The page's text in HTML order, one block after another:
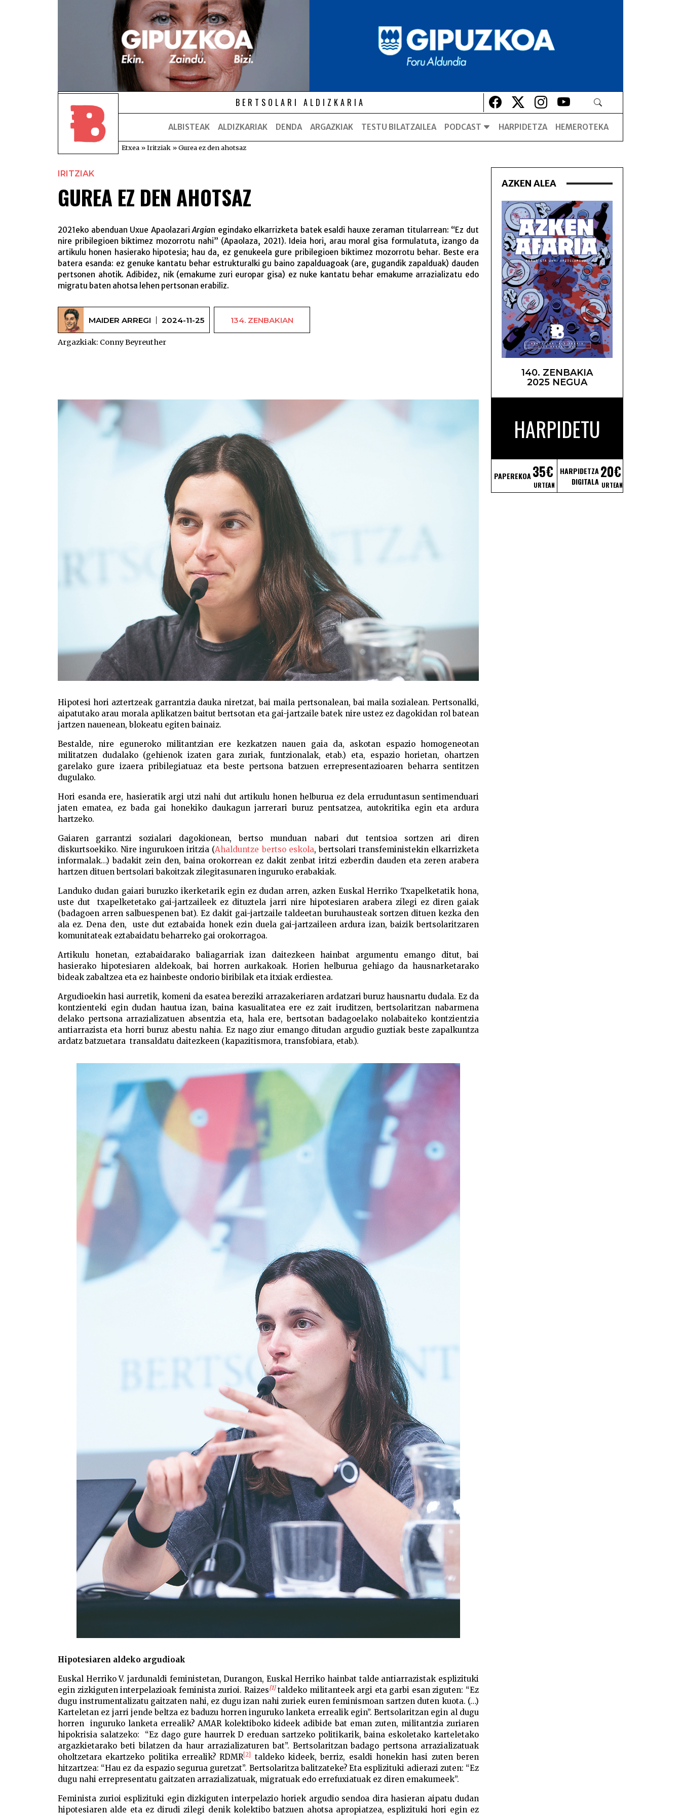
BERTSOLARI ALDIZKARIA Lehio berrian irekiko da
Lehio berrian irekiko da
Lehio berrian irekiko da
Lehio berrian irekiko da
ALBISTEAK ALDIZKARIAK DENDA ARGAZKIAK TESTU BILATZAILEA PODCAST HARPIDETZA HEMEROTEKA
Etxea »Iritziak »Gurea ez den ahotsaz
IRITZIAK
GUREA EZ DEN AHOTSAZ
2021eko abenduan Uxue ApaolazariArgian egindako elkarrizketa batek esaldi hauxe zeraman titularrean: “Ez dut
nire pribilegioen biktimez mozorrotu nahi” (Apaolaza, 2021). Ideia hori, arau moral gisa formulatuta, izango da
artikulu honen hasierako hipotesia; hau da, ez genukeela gure pribilegioen biktimez mozorrotu behar. Beste era
batera esanda: ez genuke kantatu behar estrukturalki gu baino zapalduagoak (are, gugandik zapalduak) dauden
pertsonen ahotik. Adibidez, nik (emakume zuri europar gisa) ez nuke kantatu behar emakume arrazializatu edo
migratu baten ahotsa lehen pertsonan erabiliz.
MAIDER ARREGI 2024-11-25 134. ZENBAKIAN
Argazkiak: Conny Beyreuther
Hipotesi hori aztertzeak garrantzia dauka niretzat, bai maila pertsonalean, bai maila sozialean. Pertsonalki,
aipatutako arau morala aplikatzen baitut bertsotan eta gai-jartzaile batek nire ustez ez dagokidan rol batean
jartzen nauenean, blokeatu egiten bainaiz.
Bestalde, nire eguneroko militantzian ere kezkatzen nauen gaia da, askotan espazio homogeneotan
militatzen dudalako (gehienok izaten gara zuriak, funtzionalak, etab.) eta, espazio horietan, ohartzen
garelako gure izaera pribilegiatuaz eta beste pertsona batzuen errepresentazioaren beharra sentitzen
dugulako.
Hori esanda ere, hasieratik argi utzi nahi dut artikulu honen helburua ez dela erruduntasun sentimenduari
jaten ematea, ez bada gai honekiko daukagun jarrerari buruz pentsatzea, autokritika egin eta ardura
hartzeko.
Gaiaren garrantzi sozialari dagokionean, bertso munduan nabari dut tentsioa sortzen ari diren
diskurtsoekiko. Nire ingurukoen iritzia (Ahalduntze bertso eskola, bertsolari transfeministekin elkarrizketa
informalak…) badakit zein den, baina orokorrean ez dakit zenbat iritzi ezberdin dauden eta zeren arabera
hartzen dituen bertsolari bakoitzak zilegitasunaren inguruko erabakiak.
Landuko dudan gaiari buruzko ikerketarik egin ez dudan arren, azken Euskal Herriko Txapelketatik hona,
uste dut txapelketetako gai-jartzaileek ez dituztela jarri nire hipotesiaren arabera zilegi ez diren gaiak
(badagoen arren salbuespenen bat). Ez dakit gai-jartzaile taldeetan buruhausteak sortzen dituen kezka den
ala ez. Dena den, uste dut eztabaida honek ezin duela gai-jartzaileen ardura izan, baizik bertsolaritzaren
komunitateak eztabaidatu beharreko gai orokorragoa.
Artikulu honetan, eztabaidarako baliagarriak izan daitezkeen hainbat argumentu emango ditut, bai
hasierako hipotesiaren aldekoak, bai horren aurkakoak. Horien helburua gehiago da hausnarketarako
bideak zabaltzea eta ez hainbeste ondorio biribilak eta itxiak erdiestea.
Argudioekin hasi aurretik, komeni da esatea bereziki arrazakeriaren ardatzari buruz hausnartu dudala. Ez da
kontzienteki egin dudan hautua izan, baina kasualitatea ere ez zait iruditzen, bertsolaritzan nabarmena
delako pertsona arrazializatuen absentzia eta, hala ere, bertsotan badagoelako nolabaiteko kontzientzia
antiarrazista eta horri buruz abestu nahia. Ez nago ziur emango ditudan argudio guztiak beste zapalkuntza
ardatz batzuetara transaldatu daitezkeen (kapazitismora, transfobiara, etab.).
Hipotesiaren aldeko argudioak
Euskal Herriko V. jardunaldi feministetan, Durangon, Euskal Herriko hainbat talde antiarrazistak esplizituki
egin zizkiguten interpelazioak feminista zurioi. Raizes[1]taldeko militanteek argi eta garbi esan ziguten: “Ez
dugu instrumentalizatu gaitzaten nahi, ez dugu izan nahi zuriek euren feminismoan sartzen duten kuota. (…)
Karteletan ez jarri jende beltza ez baduzu horren inguruko lanketa errealik egin”. Bertsolaritzan egin al dugu
horren inguruko lanketa errealik? AMAR kolektiboko kideek adibide bat eman zuten, militantzia zuriaren
hipokrisia salatzeko: “Ez dago gure haurrek D ereduan sartzeko politikarik, baina eskoletako karteletako
argazkietarako beti bilatzen da haur arrazializaturen bat”. Bertsolaritzan badago pertsona arrazializatuak
oholtzetara ekartzeko politika errealik? RDMR [2]
taldeko kideek, berriz, esaldi honekin hasi zuten beren
hitzartzea: “Hau ez da espazio segurua guretzat”. Bertsolaritza balitzateke? Eta esplizituki adierazi zuten: “Ez
dugu nahi errepresentatu gaitzaten arrazializatuak, migratuak edo errefuxiatuak ez diren emakumeek”.
Feminista zurioi esplizituki egin dizkiguten interpelazio horiek argudio sendoa dira hasieran aipatu dudan
hipotesiaren alde eta ez dirudi zilegi denik kolektibo batzuen ahotsa apropiatzea, esplizituki hori egin ez
AZKEN ALEA
140. ZENBAKIA
2025 NEGUA
HARPIDETU
PAPEREKOA35€
URTEAN
HARPIDETZA
DIGITALA
20€
URTEAN